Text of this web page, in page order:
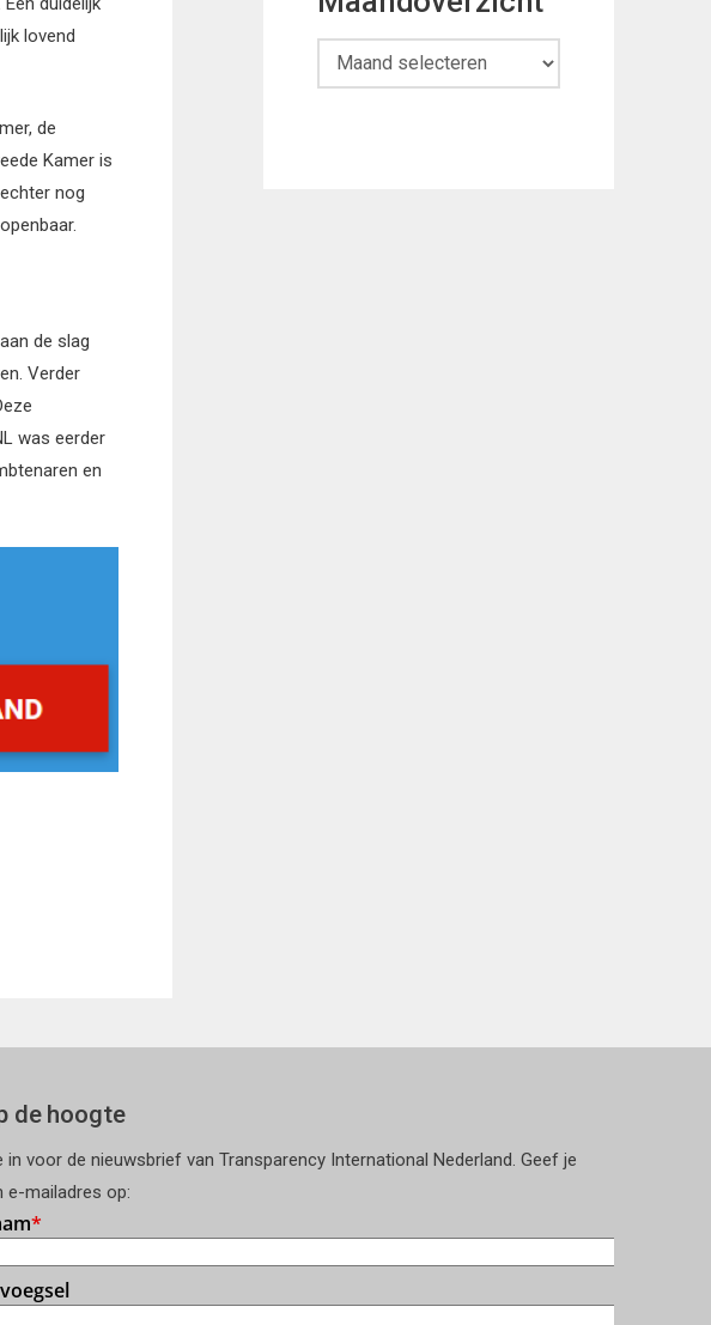
lovend
de
Kamer is
nog
de slag
Verder
was eerder
en
Maandoverzicht
de hoogte
in voor de nieuwsbrief van Transparency International Nederland. Geef je
e-mailadres op: